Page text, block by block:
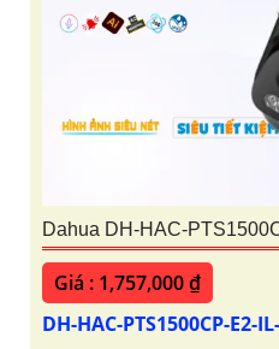
Dahua DH-HAC-
Giá : 1,757,000 ₫
DH-HAC-PTS1500CP-E2-